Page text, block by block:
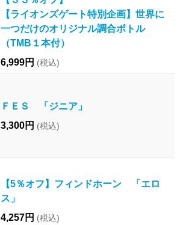
【ライオンズゲート特別企画】世界に
一つだけのオリジナル調合ボトル
（TMB１本付）
6,999円 (税込)
ＦＥＳ 「ジニア」
3,300円 (税込)
【5％オフ】フィンドホーン 「エロ
ス」
4,257円 (税込)